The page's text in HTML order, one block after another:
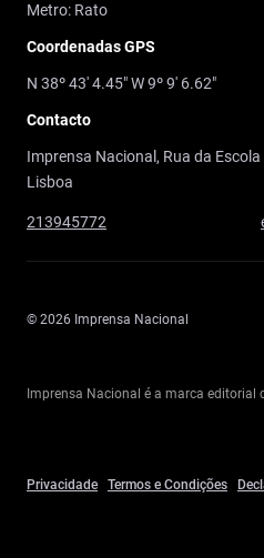
Metro: Rato
Coordenadas GPS
N 38º 43' 4.45" W 9º 9' 6.62"
Contacto
Imprensa Nacional, Rua da
Lisboa
213945772
© 2026 Imprensa Nacional
Imprensa Nacional é a marca editorial
Privacidade Termos e Condições